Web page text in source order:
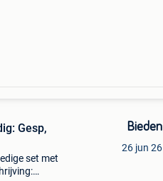
Gesp,
set met
Bieden
26 jun 26